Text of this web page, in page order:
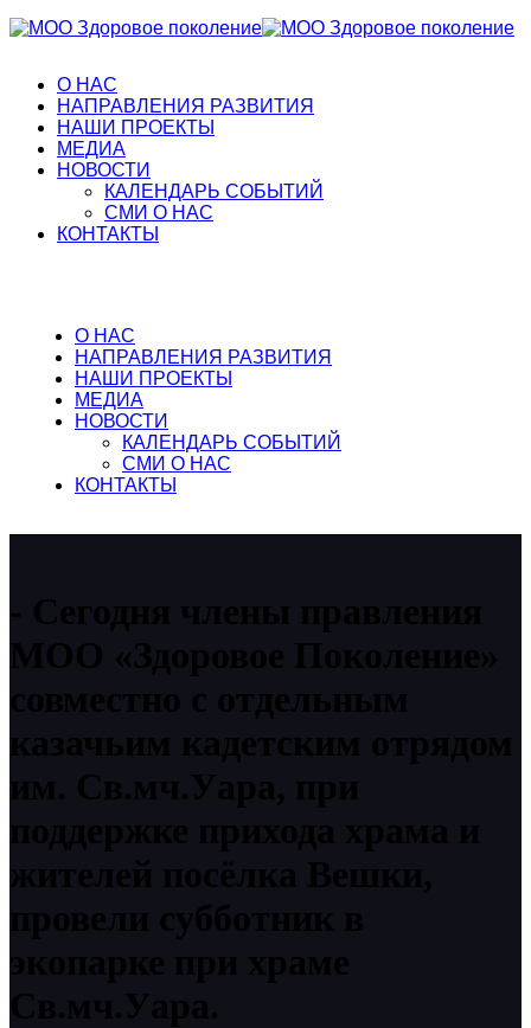
О НАС
НАПРАВЛЕНИЯ РАЗВИТИЯ
НАШИ ПРОЕКТЫ
МЕДИА
НОВОСТИ
КАЛЕНДАРЬ СОБЫТИЙ
СМИ О НАС
КОНТАКТЫ
О НАС
НАПРАВЛЕНИЯ РАЗВИТИЯ
НАШИ ПРОЕКТЫ
МЕДИА
НОВОСТИ
КАЛЕНДАРЬ СОБЫТИЙ
СМИ О НАС
КОНТАКТЫ
Сегодня члены правления
МОО «Здоровое Поколение»
совместно с отдельным
казачьим кадетским отрядом
им. Св.мч.Уара, при
поддержке прихода храма и
жителей посёлка Вешки,
провели субботник в
экопарке при храме
Св.мч.Уара.